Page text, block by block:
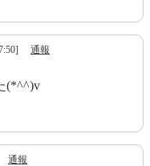
通報
(*^^)v
通報